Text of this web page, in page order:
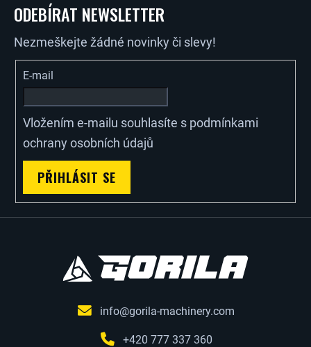
ODEBÍRAT NEWSLETTER
Nezmeškejte žádné novinky či slevy!
E-mail
Vložením e-mailu souhlasíte s podmínkami
ochrany osobních údajů
PŘIHLÁSIT SE
info@gorila-machinery.com
+420 777 337 360